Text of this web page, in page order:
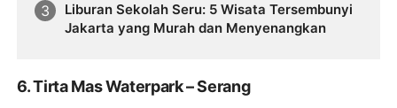
Liburan Sekolah Seru: 5 Wisata Tersembunyi
Jakarta yang Murah dan Menyenangkan
6. Tirta Mas Waterpark – Serang